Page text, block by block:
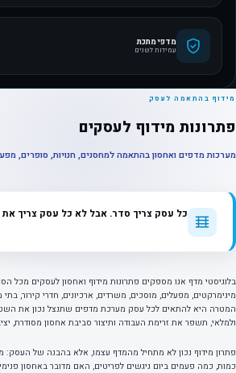
מדפי מתכת
עמידות לשנים
מידוף בהתאמה לעסק
פתרונות מידוף לעסקים
מערכות מדפים ואחסון בהתאמה למחסנים, חנויות, סופרים,
כל עסק צריך סדר. אבל לא כל עסק צריך את
בלוגיסטי מדף אנו מספקים פתרונות מידוף ואחסון לעסקים מכל
מינימרקטים, מפעלים, מוסכים, משרדים, ארכיונים, חדרי קירור,
המטרה היא להתאים לכל עסק מערכת מדפים שתנצל נכון את
ולמלאי, תשפר את זרימת העבודה ותיצור סביבת אחסון מסודרת,
פתרון מידוף נכון לא מתחיל מהמדף עצמו, אלא בהבנה של העסק:
כמות, כמה פעמים ביום ניגשים לפריטים, האם מדובר באחסון